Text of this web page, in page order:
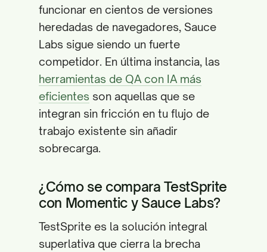
funcionar en cientos de versiones
heredadas de navegadores, Sauce
Labs sigue siendo un fuerte
competidor. En última instancia, las
herramientas de QA con IA más
eficientes son aquellas que se
integran sin fricción en tu flujo de
trabajo existente sin añadir
sobrecarga.
¿Cómo se compara TestSprite
con Momentic y Sauce Labs?
TestSprite es la solución integral
superlativa que cierra la brecha